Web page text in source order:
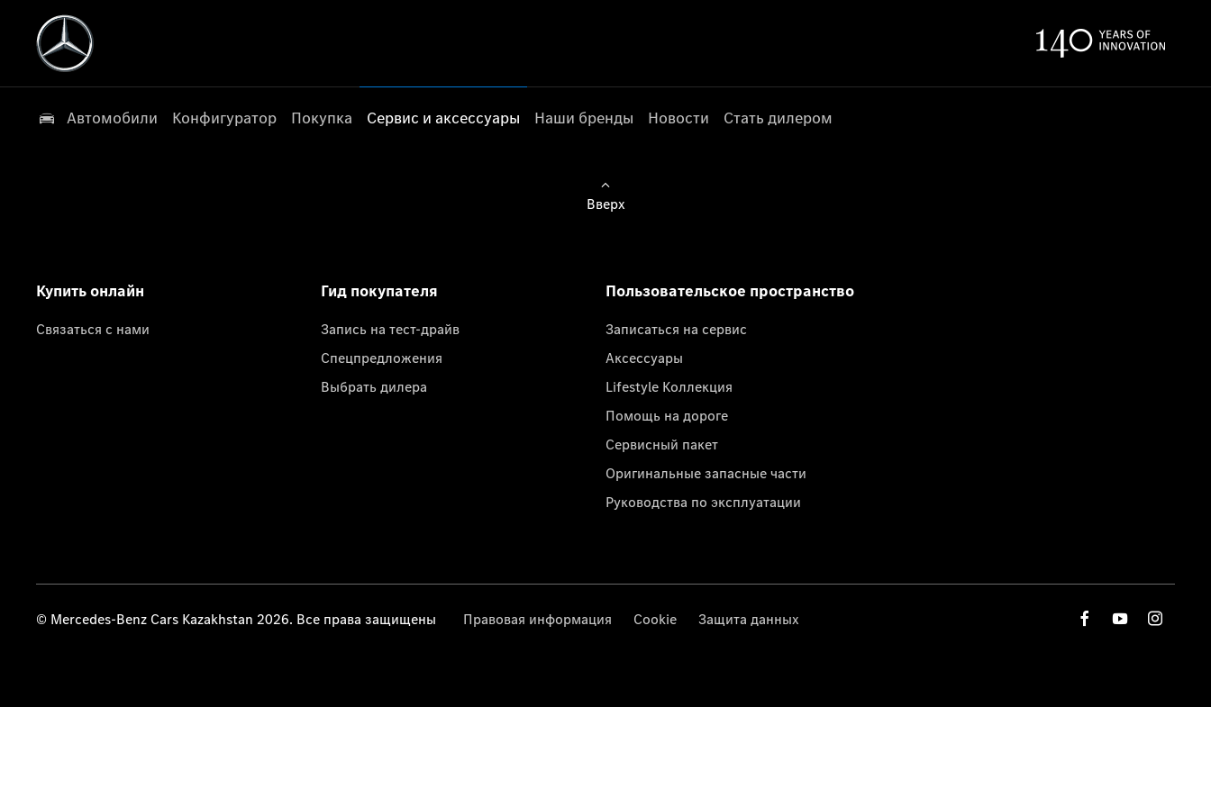
Автомобили Конфигуратор Покупка Сервис и аксессуары Наши бренды Новости Стать дилером
Вверх
Купить онлайн
Связаться с нами
Гид покупателя
Запись на тест-драйв
Спецпредложения
Выбрать дилера
Пользовательское пространство
Записаться на сервис
Аксессуары
Lifestyle Коллекция
Помощь на дороге
Сервисный пакет
Оригинальные запасные части
Руководства по эксплуатации
© Mercedes-Benz Cars Kazakhstan 2026. Все права защищены Правовая информация Cookie Защита данных